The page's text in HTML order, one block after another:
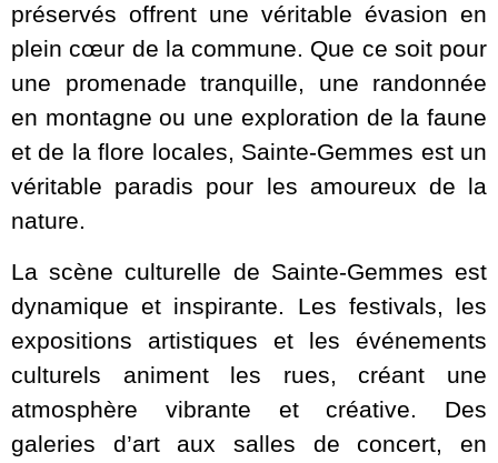
préservés offrent une véritable évasion en
plein cœur de la commune. Que ce soit pour
une promenade tranquille, une randonnée
en montagne ou une exploration de la faune
et de la flore locales, Sainte-Gemmes est un
véritable paradis pour les amoureux de la
nature.
La scène culturelle de Sainte-Gemmes est
dynamique et inspirante. Les festivals, les
expositions artistiques et les événements
culturels animent les rues, créant une
atmosphère vibrante et créative. Des
galeries d’art aux salles de concert, en